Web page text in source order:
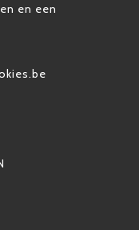
en een